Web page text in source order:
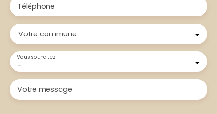
Téléphone
Votre commune
-
Vous souhaitez
Votre message